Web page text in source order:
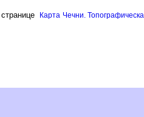
Карта Чечни.